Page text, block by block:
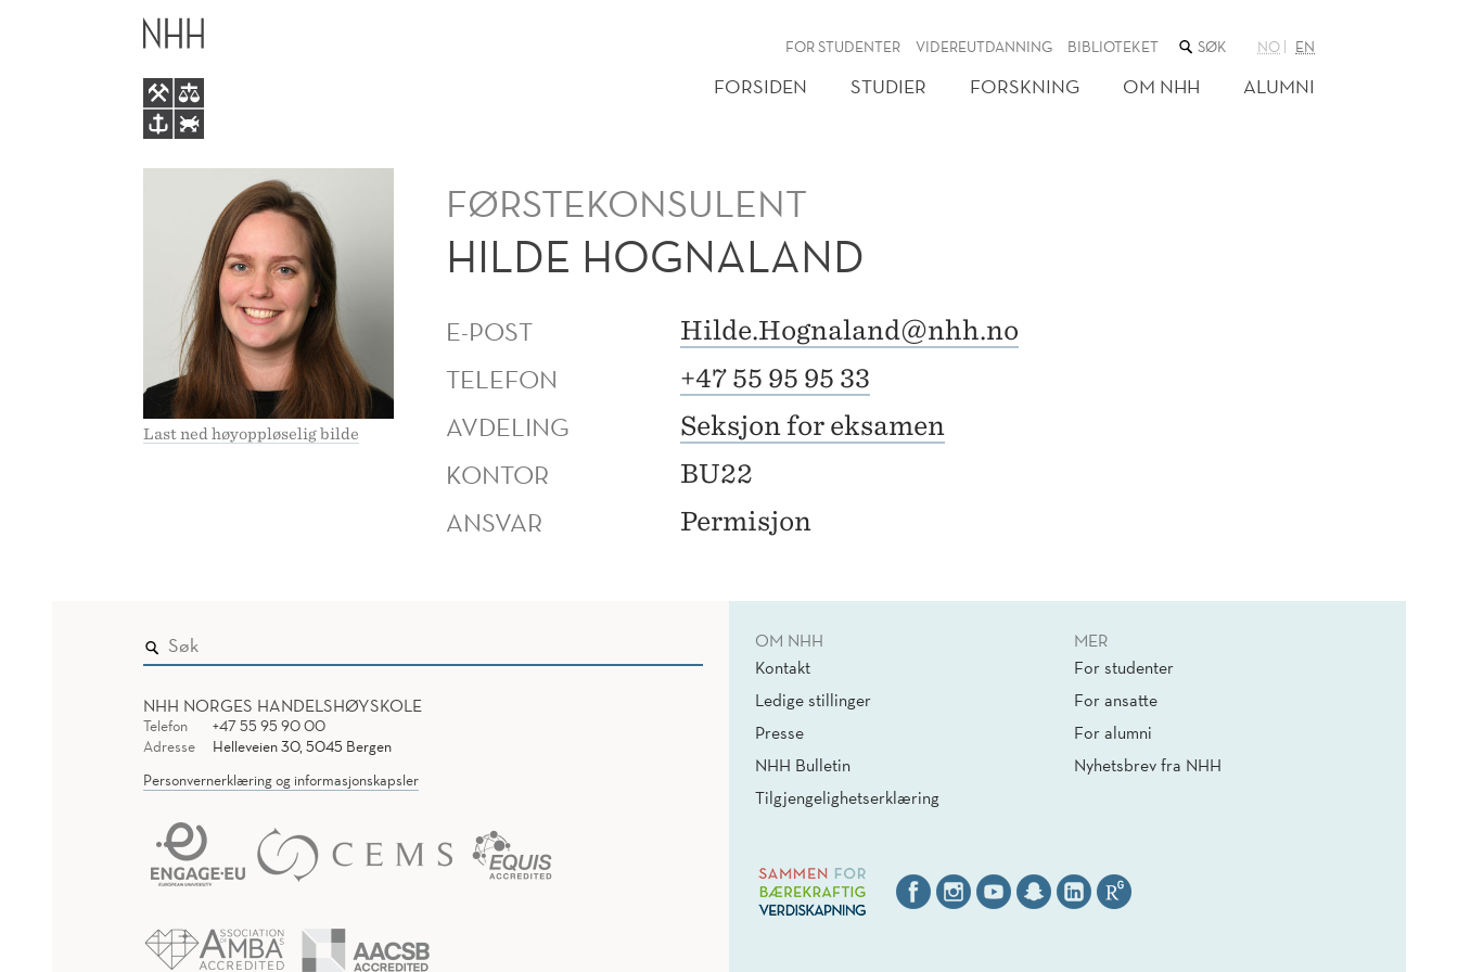
HOGNALAND
FOR STUDENTER VIDEREUTDANNING BIBLIOTEKET SØK
NETTSTEDET
NO EN
FORSIDEN STUDIER FORSKNING OM NHH ALUMNI
Last ned høyoppløselig bilde
FØRSTEKONSULENT
HILDE HOGNALAND
E-POST Hilde.Hognaland@nhh.no
TELEFON +47 55 95 95 33
AVDELING Seksjon for eksamen
KONTOR BU22
ANSVAR Permisjon
NHH NORGES HANDELSHØYSKOLE
Telefon
+47 55 95 90 00
Adresse
Helleveien 30, 5045 Bergen
Personvernerklæring og informasjonskapsler
OM NHH
Kontakt
Ledige stillinger
Presse
NHH Bulletin
Tilgjengelighetserklæring
MER
For studenter
For ansatte
For alumni
Nyhetsbrev fra NHH